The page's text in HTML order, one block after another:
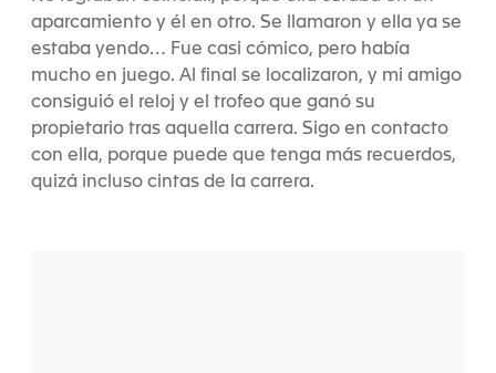
aparcamiento y él en otro. Se llamaron y ella ya se
estaba yendo… Fue casi cómico, pero había
mucho en juego. Al final se localizaron, y mi amigo
consiguió el reloj y el trofeo que ganó su
propietario tras aquella carrera. Sigo en contacto
con ella, porque puede que tenga más recuerdos,
quizá incluso cintas de la carrera.